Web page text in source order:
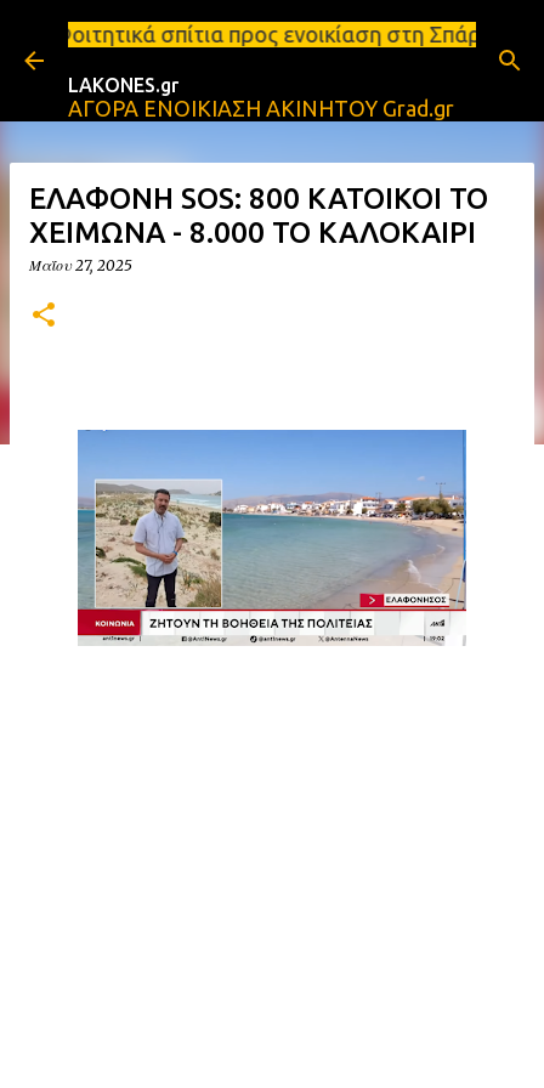
Μετάβαση στο κύριο περιεχόμενο
προς ενοικίαση στη Σπάρτη Ενοικιάσεις
LAKONES.gr
ΑΓΟΡΑ ΕΝΟΙΚΙΑΣΗ ΑΚΙΝΗΤΟΥ Grad.gr
ΕΛΑΦΟΝΗ SOS: 800 ΚΑΤΟΙΚΟΙ ΤΟ
ΧΕΙΜΩΝΑ - 8.000 ΤΟ ΚΑΛΟΚΑΙΡΙ
Μαΐου 27, 2025